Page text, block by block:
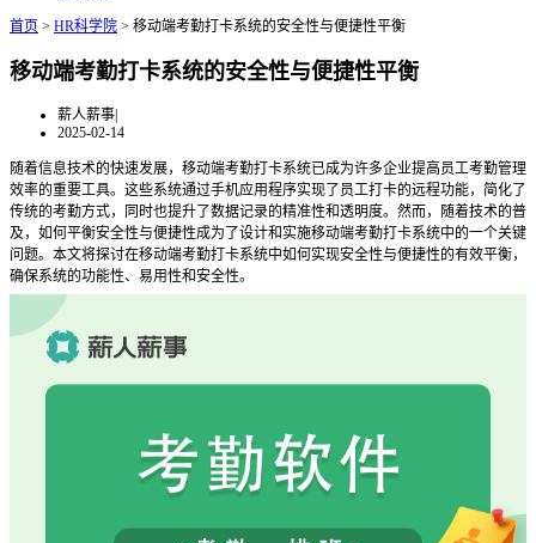
首页 > HR科学院 > 移动端考勤打卡系统的安全性与便捷性平衡
移动端考勤打卡系统的安全性与便捷性平衡
薪人薪事|
2025-02-14
随着信息技术的快速发展，移动端考勤打卡系统已成为许多企业提高员工考勤管理
效率的重要工具。这些系统通过手机应用程序实现了员工打卡的远程功能，简化了
传统的考勤方式，同时也提升了数据记录的精准性和透明度。然而，随着技术的普
及，如何平衡安全性与便捷性成为了设计和实施移动端考勤打卡系统中的一个关键
问题。本文将探讨在移动端考勤打卡系统中如何实现安全性与便捷性的有效平衡，
确保系统的功能性、易用性和安全性。